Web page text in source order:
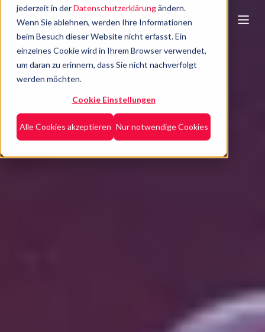
jederzeit in derDatenschutzerklärungändern.
Wenn Sie ablehnen, werden Ihre Informationen
beim Besuch dieser Website nicht erfasst. Ein
einzelnes Cookie wird in Ihrem Browser verwendet,
um daran zu erinnern, dass Sie nicht nachverfolgt
werden möchten.
Cookie Einstellungen
Alle Cookies akzeptieren Nur notwendige Cookies